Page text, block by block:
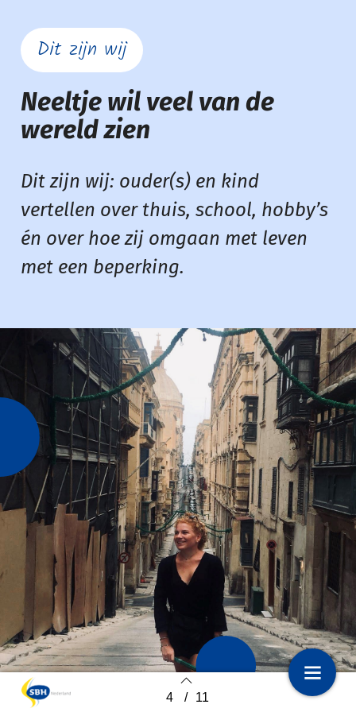
4 / 11
Dit zijn wij
Neeltje wil veel van de
wereld zien
Dit zijn wij: ouder(s) en kind
vertellen over thuis, school, hobby’s
én over hoe zij omgaan met leven
met een beperking.